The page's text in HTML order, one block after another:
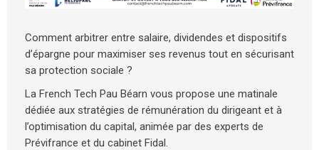
Comment arbitrer entre salaire, dividendes et dispositifs
d’épargne pour maximiser ses revenus tout en sécurisant
sa protection sociale ?
La French Tech Pau Béarn vous propose une matinale
dédiée aux stratégies de rémunération du dirigeant et à
l’optimisation du capital, animée par des experts de
Prévifrance et du cabinet Fidal.